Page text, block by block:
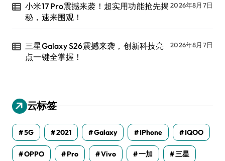
小米17 Pro震撼来袭！超实用功能抢先揭
秘，速来围观！
2026年8月7日
三星Galaxy S26震撼来袭，创新科技亮
点一键全掌握！
2026年8月7日
云标签
5G 2021 Galaxy IPhone IQOO
OPPO Pro Vivo 一加 三星